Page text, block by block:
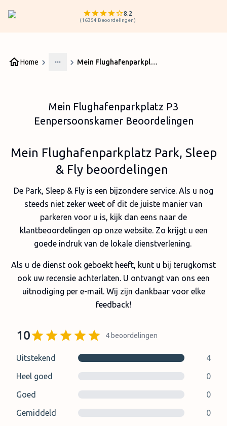
8.2
(16354 Beoordelingen)
Home
More
Mein Flughafenparkplatz P3 Eenpersoonskamer Beoordelingen
Mein Flughafenparkplatz P3
Eenpersoonskamer Beoordelingen
Mein Flughafenparkplatz Park, Sleep
& Fly beoordelingen
De Park, Sleep & Fly is een bijzondere service. Als u nog
steeds niet zeker weet of dit de juiste manier van
parkeren voor u is, kijk dan eens naar de
klantbeoordelingen op onze website. Zo krijgt u een
goede indruk van de lokale dienstverlening.
Als u de dienst ook geboekt heeft, kunt u bij terugkomst
ook uw recensie achterlaten. U ontvangt van ons een
uitnodiging per e-mail. Wij zijn dankbaar voor elke
feedback!
10 4 beoordelingen
Uitstekend
4
Heel goed
0
Goed
0
Gemiddeld
0